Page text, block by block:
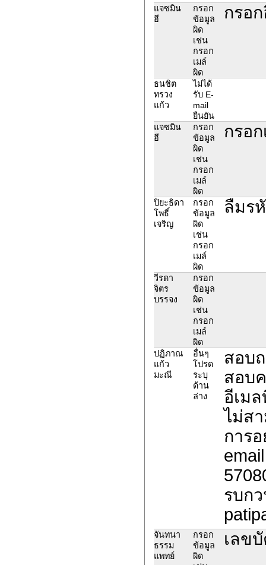
แจซมิน
ฮี
กรอก
ข้อมูล
ผิด
เช่น
กรอก
เมล์
ผิด
กรอ
ธนชิต
ทรวง
แก้ว
ไม่ได้
รับ E-
mail
ยืนยัน
แจซมิน
ฮี
กรอก
ข้อมูล
ผิด
เช่น
กรอก
เมล์
ผิด
กรอ
ปิยะธิดา
โพธิ์
เจริญ
กรอก
ข้อมูล
ผิด
เช่น
กรอก
เมล์
ผิด
ลืมร
วีรดา
จิตร
บรรจง
กรอก
ข้อมูล
ผิด
เช่น
กรอก
เมล์
ผิด
ปฏิภาณ
แก้ว
มะณี
อื่นๆ
โปรด
ระบุ
ด้าน
ล่าง
สอบ
สอบ
อีเม
ไม่ส
การ
รบก
จันทนา
ธรรม
แพทย์
กรอก
ข้อมูล
ผิด
เลข